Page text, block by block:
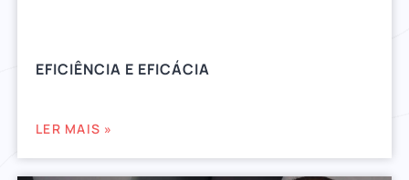
EFICIÊNCIA E EFICÁCIA
LER MAIS »